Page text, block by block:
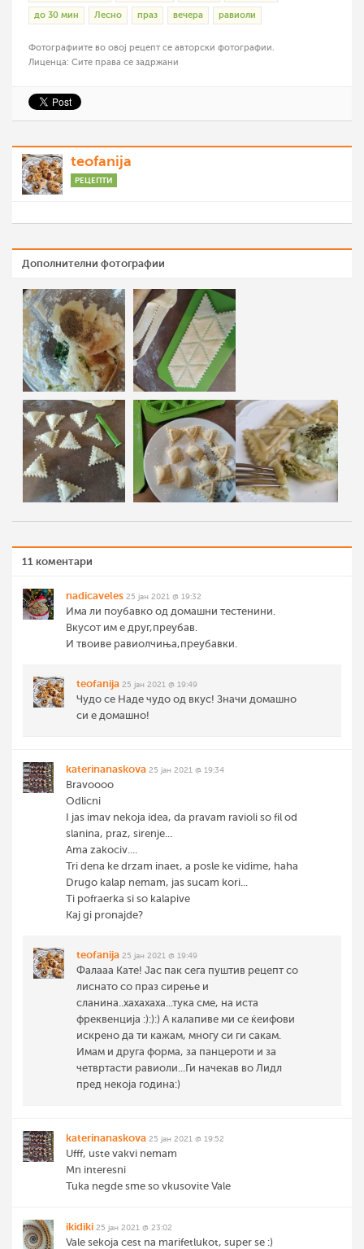
до 30 мин Лесно праз вечера равиоли
Фотографиите во овој рецепт се авторски фотографии.
Лиценца: Сите права се задржани
teofanija
РЕЦЕПТИ
Дополнителни фотографии
11 коментари
nadicaveles 25 јан 2021 @ 19:32
Има ли поубавко од домашни тестенини.
Вкусот им е друг,преубав.
И твоиве равиолчиња,преубавки.
teofanija 25 јан 2021 @ 19:49
Чудо се Наде чудо од вкус! Значи домашно
си е домашно!
katerinanaskova 25 јан 2021 @ 19:34
Bravoooo
Odlicni
I jas imav nekoja idea, da pravam ravioli so fil od
slanina, praz, sirenje...
Ama zakociv....
Tri dena ke drzam inaet, a posle ke vidime, haha
Drugo kalap nemam, jas sucam kori...
Ti pofraerka si so kalapive
Kaj gi pronajde?
teofanija 25 јан 2021 @ 19:49
Фалааа Кате! Јас пак сега пуштив рецепт со
лиснато со праз сирење и
сланина..хахахаха...тука сме, на иста
фреквенција :):):) А калапиве ми се ќеифови
искрено да ти кажам, многу си ги сакам.
Имам и друга форма, за панцероти и за
четвртасти равиоли...Ги начекав во Лидл
пред некоја година:)
katerinanaskova 25 јан 2021 @ 19:52
Ufff, uste vakvi nemam
Mn interesni
Tuka negde sme so vkusovite Vale
ikidiki 25 јан 2021 @ 23:02
Vale sekoja cest na marifetlukot, super se :)